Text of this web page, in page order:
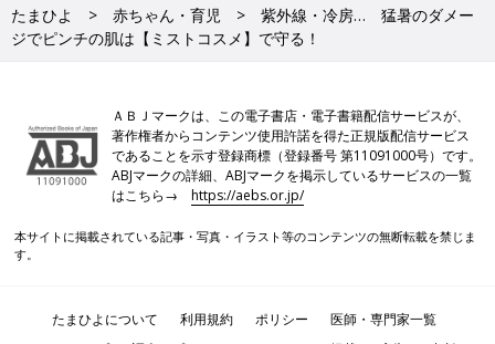
たまひよ 赤ちゃん・育児
紫外線・冷房… 猛暑のダメー
ジでピンチの肌は【ミストコスメ】で守る！
ＡＢＪマークは、この電子書店・電子書籍配信サービスが、
著作権者からコンテンツ使用許諾を得た正規版配信サービス
であることを示す登録商標（登録番号 第11091000号）です。
ABJマークの詳細、ABJマークを掲示しているサービスの一覧
はこちら→https://aebs.or.jp/
本サイトに掲載されている記事・写真・イラスト等のコンテンツの無断転載を禁じま
す。
たまひよについて 利用規約 ポリシー
医師・専門家一覧